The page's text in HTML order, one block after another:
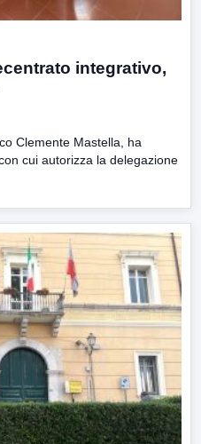
integrativo,
Clemente Mastella, ha
cui autorizza la delegazione